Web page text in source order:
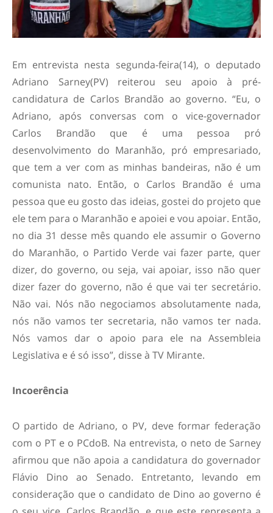
Em entrevista nesta segunda-feira(14), o deputado
Adriano Sarney(PV) reiterou seu apoio à pré-
candidatura de Carlos Brandão ao governo. “Eu, o
Adriano, após conversas com o vice-governador
Carlos Brandão que é uma pessoa pró
desenvolvimento do Maranhão, pró empresariado,
que tem a ver com as minhas bandeiras, não é um
comunista nato. Então, o Carlos Brandão é uma
pessoa que eu gosto das ideias, gostei do projeto que
ele tem para o Maranhão e apoiei e vou apoiar. Então,
no dia 31 desse mês quando ele assumir o Governo
do Maranhão, o Partido Verde vai fazer parte, quer
dizer, do governo, ou seja, vai apoiar, isso não quer
dizer fazer do governo, não é que vai ter secretário.
Não vai. Nós não negociamos absolutamente nada,
nós não vamos ter secretaria, não vamos ter nada.
Nós vamos dar o apoio para ele na Assembleia
Legislativa e é só isso”, disse à TV Mirante.
Incoerência
O partido de Adriano, o PV, deve formar federação
com o PT e o PCdoB. Na entrevista, o neto de Sarney
afirmou que não apoia a candidatura do governador
Flávio Dino ao Senado. Entretanto, levando em
consideração que o candidato de Dino ao governo é